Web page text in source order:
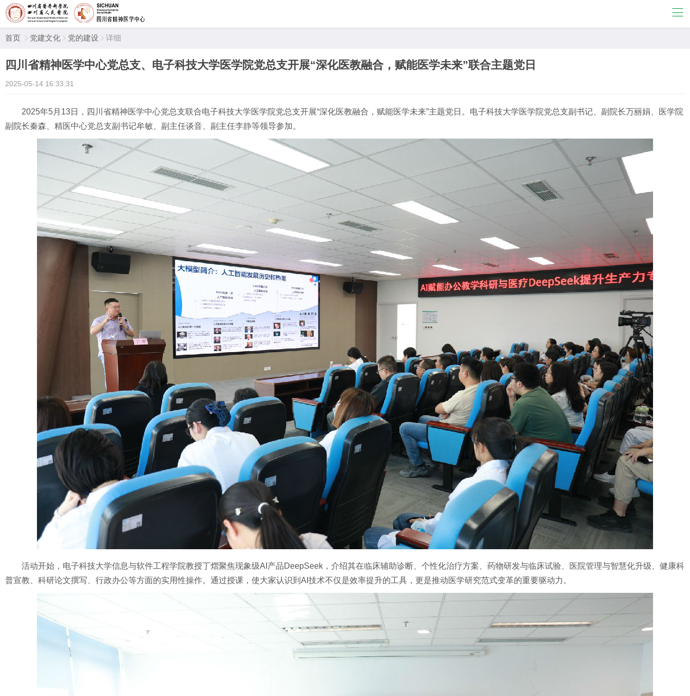
首页  党建文化  党的建设  详细
四川省精神医学中心党总支、电子科技大学医学院党总支开展“深化医教融合，赋能医学未来”联合主题党日
2025-05-14 16:33:31
2025年5月13日，四川省精神医学中心党总支联合电子科技大学医学院党总支开展“深化医教融合，赋能医学未来”主题党日。电子科技大学医学院党总支副书记、副院长万丽娟、医学院
副院长秦森、精医中心党总支副书记牟敏、副主任谈音、副主任李静等领导参加。
活动开始，电子科技大学信息与软件工程学院教授丁熠聚焦现象级AI产品DeepSeek，介绍其在临床辅助诊断、个性化治疗方案、药物研发与临床试验、医院管理与智慧化升级、健康科
普宣教、科研论文撰写、行政办公等方面的实用性操作。通过授课，使大家认识到AI技术不仅是效率提升的工具，更是推动医学研究范式变革的重要驱动力。